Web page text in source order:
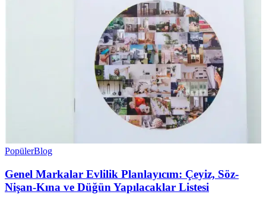
PopülerBlog
Genel Markalar Evlilik Planlayıcım: Çeyiz, Söz-
Nişan-Kına ve Düğün Yapılacaklar Listesi